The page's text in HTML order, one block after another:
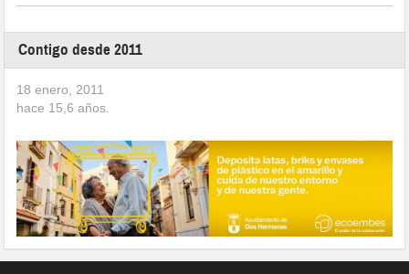
Contigo desde 2011
18 enero, 2011
hace 15,6 años.